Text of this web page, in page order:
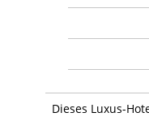
Dieses Luxus-